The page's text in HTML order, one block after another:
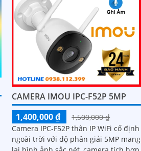
CAMERA IMOU IPC-F52P 5MP
1,400,000 ₫
1,500,000 ₫
Camera IPC-F52P thân IP WiFi cố định
ngoài trời với độ phân giải 5MP mang